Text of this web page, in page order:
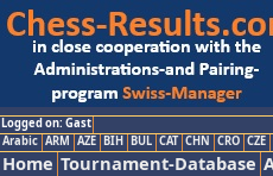
Logged on: Gast
Arabic ARM AZE BIH BUL CAT CHN CRO CZE
Home Tournament-Database